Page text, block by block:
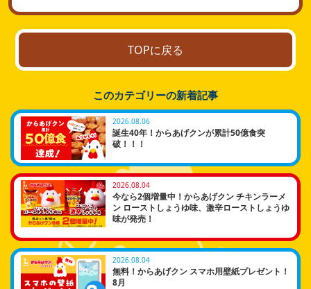
TOPに戻る
このカテゴリーの新着記事
2026.08.06
誕生40年！からあげクンが累計50億食突
破！！！
2026.08.04
今なら2個増量中！からあげクン チキンラーメ
ン ローストしょうゆ味、激辛ローストしょうゆ
味が発売！
2026.08.04
無料！からあげクン スマホ用壁紙プレゼント！
8月